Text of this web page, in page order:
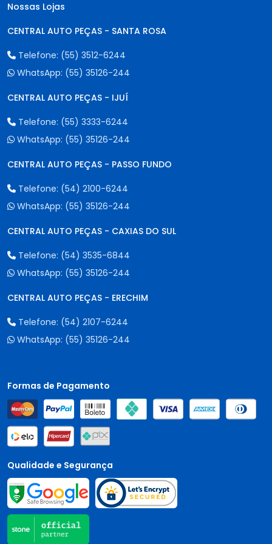
Nossas Lojas
CENTRAL AUTO PEÇAS - SANTA ROSA
Telefone: (55) 3512-6244
WhatsApp: (55) 35126-244
CENTRAL AUTO PEÇAS - IJUÍ
Telefone: (55) 3333-6244
WhatsApp: (55) 35126-244
CENTRAL AUTO PEÇAS - PASSO FUNDO
Telefone: (54) 2100-6244
WhatsApp: (55) 35126-244
CENTRAL AUTO PEÇAS - CAXIAS DO SUL
Telefone: (54) 3535-6844
WhatsApp: (55) 35126-244
CENTRAL AUTO PEÇAS - ERECHIM
Telefone: (54) 2107-6244
WhatsApp: (55) 35126-244
Formas de Pagamento
Qualidade e Segurança